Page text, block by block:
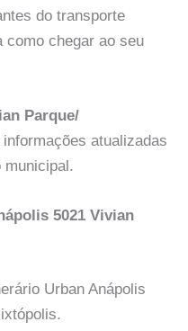
do transporte
como chegar ao seu
Parque/
atualizadas
municipal.
5021 Vivian
Urban Anápolis